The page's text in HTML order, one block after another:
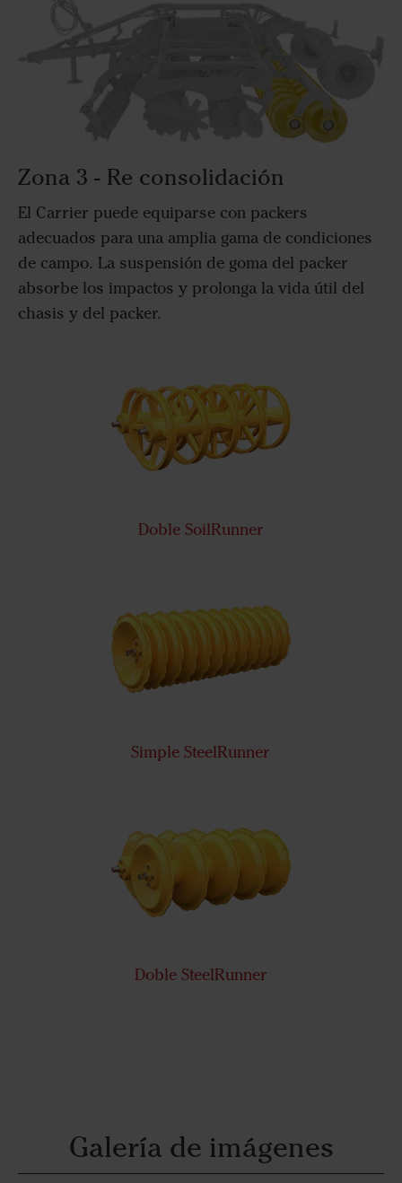
Zona 3 - Re consolidación
El Carrier puede equiparse con packers
adecuados para una amplia gama de condiciones
de campo. La suspensión de goma del packer
absorbe los impactos y prolonga la vida útil del
chasis y del packer.
Doble SoilRunner
Simple SteelRunner
Doble SteelRunner
Galería de imágenes